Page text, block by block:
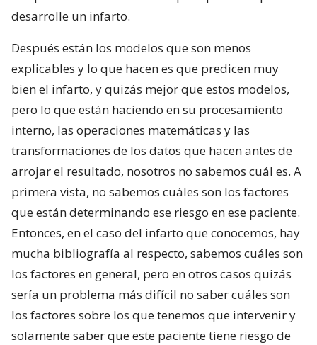
desarrolle un infarto.
Después están los modelos que son menos
explicables y lo que hacen es que predicen muy
bien el infarto, y quizás mejor que estos modelos,
pero lo que están haciendo en su procesamiento
interno, las operaciones matemáticas y las
transformaciones de los datos que hacen antes de
arrojar el resultado, nosotros no sabemos cuál es. A
primera vista, no sabemos cuáles son los factores
que están determinando ese riesgo en ese paciente.
Entonces, en el caso del infarto que conocemos, hay
mucha bibliografía al respecto, sabemos cuáles son
los factores en general, pero en otros casos quizás
sería un problema más difícil no saber cuáles son
los factores sobre los que tenemos que intervenir y
solamente saber que este paciente tiene riesgo de